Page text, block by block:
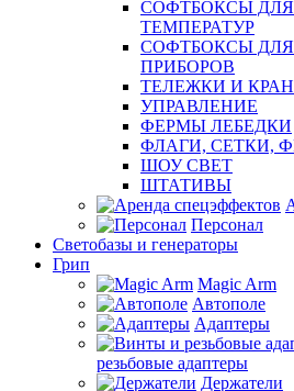
СОФТБОКСЫ
ТЕМПЕРАТУР
СОФТБОКСЫ
ПРИБОРОВ
ТЕЛЕЖКИ И
УПРАВЛЕНИЕ
ФЕРМЫ ЛЕБЕДКИ
ФЛАГИ, СЕТКИ,
ШОУ СВЕТ
ШТАТИВЫ
Персонал
Светобазы и генераторы
Грип
Magic Arm
Автополе
Адаптеры
резьбовые адаптеры
Держатели